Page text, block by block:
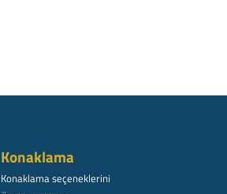
Konaklama
Konaklama seçeneklerini